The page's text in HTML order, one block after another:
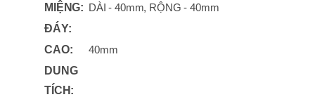
MIỆNG: DÀI - 40mm, RỘNG - 40mm
ĐÁY:
CAO:
40mm
DUNG
TÍCH: